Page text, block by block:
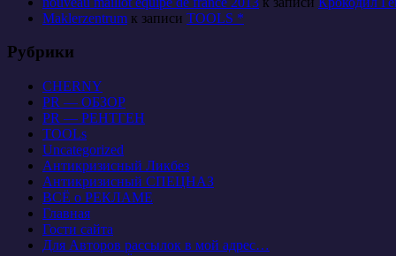
Maklerzentrum к записи TOOLS *
Рубрики
CHERNY
PR — ОБЗОР
PR — РЕНТГЕН
TOOLs
Uncategorized
Антикризисный Ликбез
Антикризисный СПЕЦНАЗ
ВСЁ о РЕКЛАМЕ
Главная
Гости сайта
Для Авторов рассылок в мой адрес…